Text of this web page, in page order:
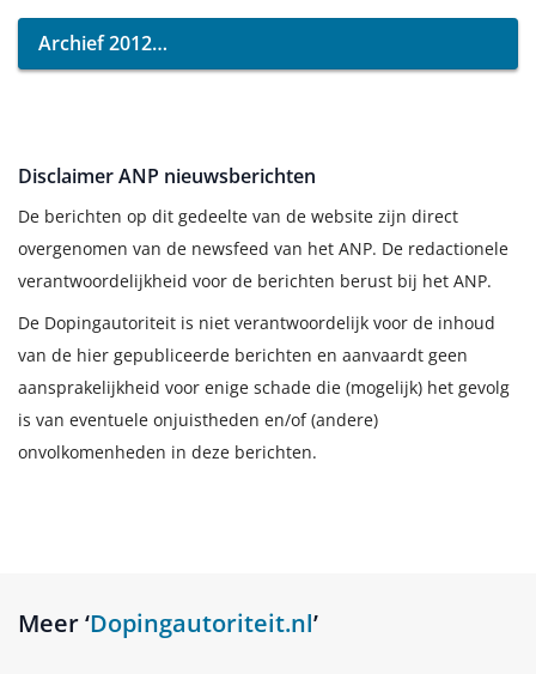
Archief 2012
Disclaimer ANP nieuwsberichten
De berichten op dit gedeelte van de website zijn direct
overgenomen van de newsfeed van het ANP. De redactionele
verantwoordelijkheid voor de berichten berust bij het ANP.
De Dopingautoriteit is niet verantwoordelijk voor de inhoud
van de hier gepubliceerde berichten en aanvaardt geen
aansprakelijkheid voor enige schade die (mogelijk) het gevolg
is van eventuele onjuistheden en/of (andere)
onvolkomenheden in deze berichten.
Meer ‘Dopingautoriteit.nl’